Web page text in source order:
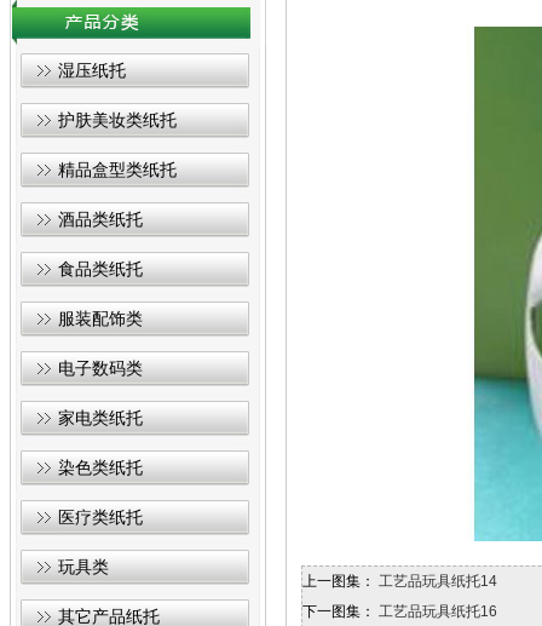
湿压纸托
护肤美妆类纸托
精品盒型类纸托
酒品类纸托
食品类纸托
服装配饰类
电子数码类
家电类纸托
染色类纸托
医疗类纸托
玩具类
其它产品纸托
上一图集： 工艺品玩具纸托14
下一图集： 工艺品玩具纸托16